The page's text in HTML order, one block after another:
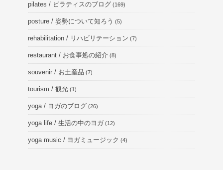
pilates / ピラティスのブログ (169)
posture / 姿勢について知ろう (5)
rehabilitation / リハビリテーション (7)
restaurant / お食事処の紹介 (8)
souvenir / お土産品 (7)
tourism / 観光 (1)
yoga / ヨガのブログ (26)
yoga life / 生活の中のヨガ (12)
yoga music / ヨガミュージック (4)